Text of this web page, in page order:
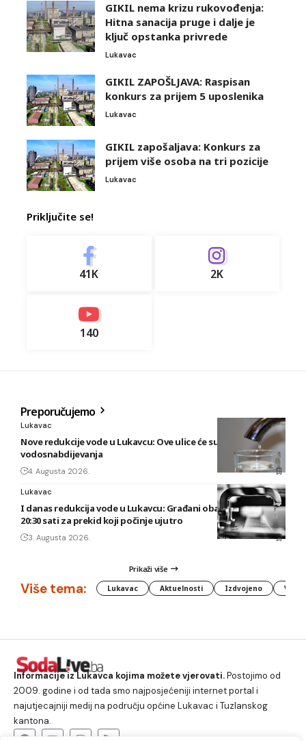
GIKIL nema krizu rukovođenja:
Hitna sanacija pruge i dalje je
ključ opstanka privrede
Lukavac
GIKIL ZAPOŠLJAVA: Raspisan
konkurs za prijem 5 uposlenika
Lukavac
GIKIL zapošaljava: Konkurs za
prijem više osoba na tri pozicije
Lukavac
Priključite se!
41K 2K
140
Preporučujemo
Lukavac
Nove redukcije vode u Lukavcu: Ove ulice će sutra biti bez
vodosnabdijevanja
4. Augusta 2026.
Lukavac
I danas redukcija vode u Lukavcu: Građani obaviješteni tek u
20:30 sati za prekid koji počinje ujutro
3. Augusta 2026.
Prikaži više
Više tema: Lukavac Aktuelnosti Izdvojeno
Informacije iz Lukavca kojima možete vjerovati.Postojimo od
2009. godine i od tada smo najposjećeniji internet portal i
najutjecajniji medij na području općine Lukavac i Tuzlanskog
kantona.